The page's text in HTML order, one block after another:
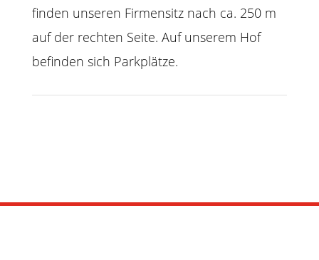
finden unseren Firmensitz nach ca. 250 m
auf der rechten Seite. Auf unserem Hof
befinden sich Parkplätze.